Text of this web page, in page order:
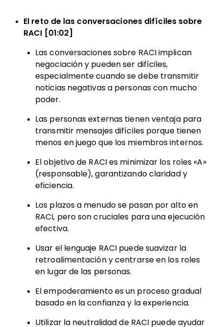
El reto de las conversaciones difíciles sobre
RACI [01:02]
Las conversaciones sobre RACI implican
negociación y pueden ser difíciles,
especialmente cuando se debe transmitir
noticias negativas a personas con mucho
poder.
Las personas externas tienen ventaja para
transmitir mensajes difíciles porque tienen
menos en juego que los miembros internos.
El objetivo de RACI es minimizar los roles «A»
(responsable), garantizando claridad y
eficiencia.
Los plazos a menudo se pasan por alto en
RACI, pero son cruciales para una ejecución
efectiva.
Usar el lenguaje RACI puede suavizar la
retroalimentación y centrarse en los roles
en lugar de las personas.
El empoderamiento es un proceso gradual
basado en la confianza y la experiencia.
Utilizar la neutralidad de RACI puede ayudar